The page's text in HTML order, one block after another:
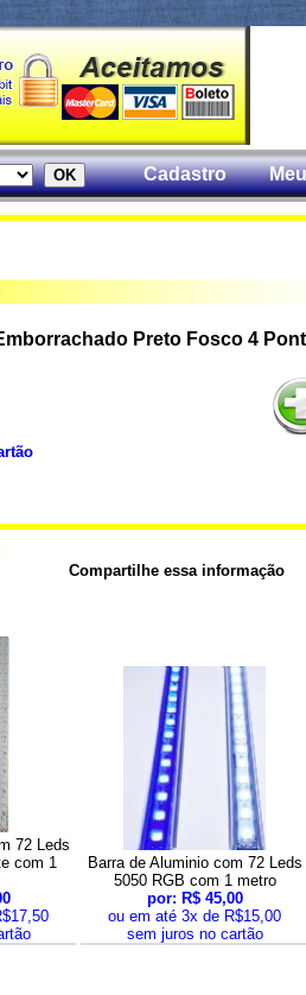
Cadastro
Preto Fosco 4
Compartilhe essa informação
72 Leds
com 1
Barra de Aluminio com 72 Leds
5050 RGB com 1 metro
por: R$ 45,00
ou em até 3x de R$15,00
sem juros no cartão